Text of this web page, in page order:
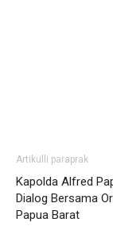
Artikulli paraprak
Kapolda Alfred
Dialog Bersama
Papua Barat